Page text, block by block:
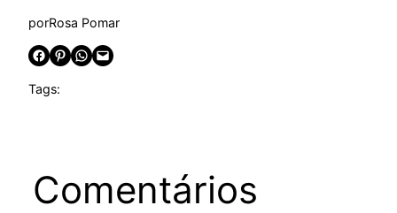
porRosa Pomar
Share on Facebook Share on Pinterest Share on WhatsApp Email this Page
Tags:
Comentários